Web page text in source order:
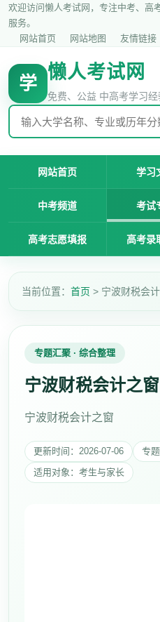
欢迎访问懒人考试网，专注中考、高
服务。
网站首页
网站地图 友情链接
学
懒人考试网
免费、公益 中高考学习
网站首页 学习
中考频道 考试
高考志愿填报 高考录
当前位置： 首页 > 宁波财税会
专题汇聚 · 综合整理
宁波财税会计之窗
宁波财税会计之窗
更新时间：2026-07-06
专
适用对象：考生与家长